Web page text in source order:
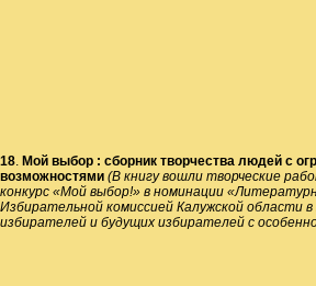
18. Мой выбор : сборник творчества людей с
возможностями (В книгу вошли творческие
конкурс «Мой выбор!» в номинации
Избирательной комиссией Калужской области в
избирателей и будущих избирателей с